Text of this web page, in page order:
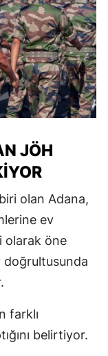
JÖH
olan Adana,
ev
olarak öne
doğrultusunda
farklı
belirtiyor.